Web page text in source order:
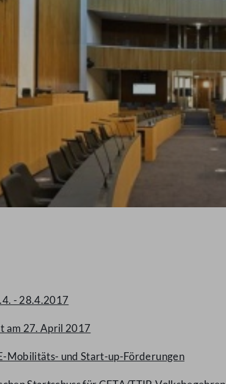
- 28.4.2017
am 27. April 2017
Mobilitäts- und Start-up-Förderungen